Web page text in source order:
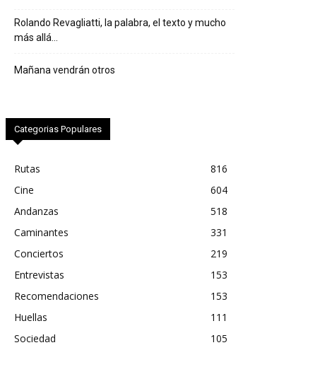
Rolando Revagliatti, la palabra, el texto y mucho
más allá…
Mañana vendrán otros
Categorias Populares
Rutas
816
Cine
604
Andanzas
518
Caminantes
331
Conciertos
219
Entrevistas
153
Recomendaciones
153
Huellas
111
Sociedad
105